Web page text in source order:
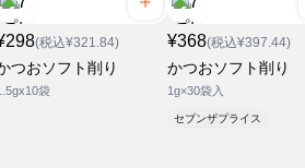
(税込¥321.84)
つおソフト削り
袋
¥368(税込¥397.44)
かつおソフト削り
1g×30袋入
セブンザプライス